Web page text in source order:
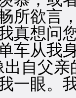
所欲言
真想问
从我身
出自父
一眼。